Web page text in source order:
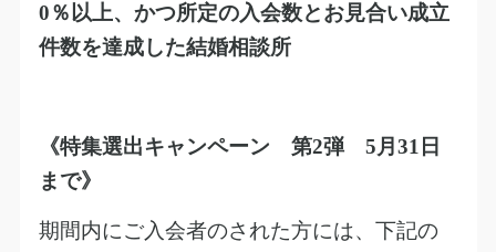
0％以上、かつ所定の入会数とお見合い成立
件数を達成した結婚相談所
《特集選出キャンペーン 第2弾 5月 31 日
まで》
期間内にご入会者のされた方には、下記の